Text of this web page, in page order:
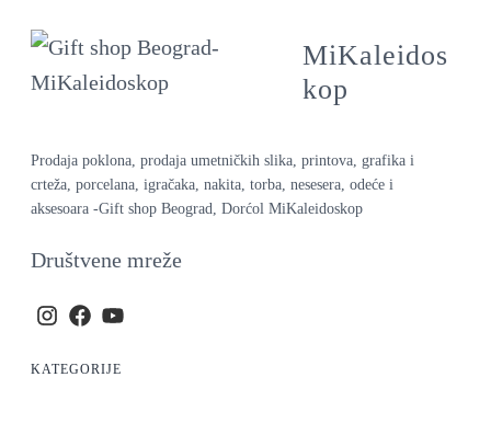
MiKaleidos
kop
Prodaja poklona, prodaja umetničkih slika, printova, grafika i
crteža, porcelana, igračaka, nakita, torba, nesesera, odeće i
aksesoara -Gift shop Beograd, Dorćol MiKaleidoskop
Društvene mreže
KATEGORIJE